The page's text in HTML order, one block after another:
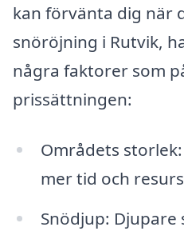
kan förvänta dig när
snöröjning i Rutvik,
några faktorer som
prissättningen:
Områdets
mer tid och
Snödjup: Djupare